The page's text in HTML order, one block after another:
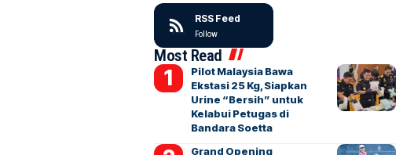
RSS Feed
Follow
Most Read
Pilot Malaysia Bawa
Ekstasi 25 Kg, Siapkan
Urine “Bersih” untuk
Kelabui Petugas di
Bandara Soetta
Grand Opening